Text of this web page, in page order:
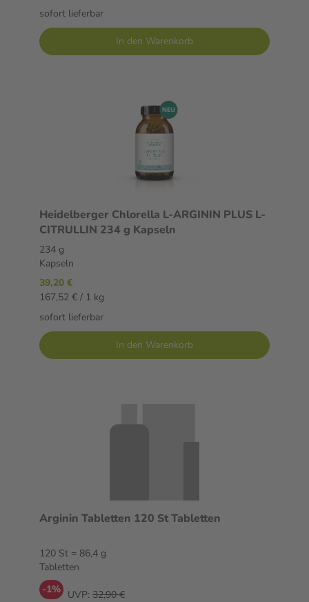
sofort lieferbar
In den Warenkorb
Heidelberger Chlorella L-ARGININ PLUS L-
CITRULLIN 234 g Kapseln
234 g
Kapseln
39,20 €
167,52 € / 1 kg
sofort lieferbar
In den Warenkorb
Arginin Tabletten 120 St Tabletten
120 St = 86,4 g
Tabletten
-1% UVP: 32,90 €